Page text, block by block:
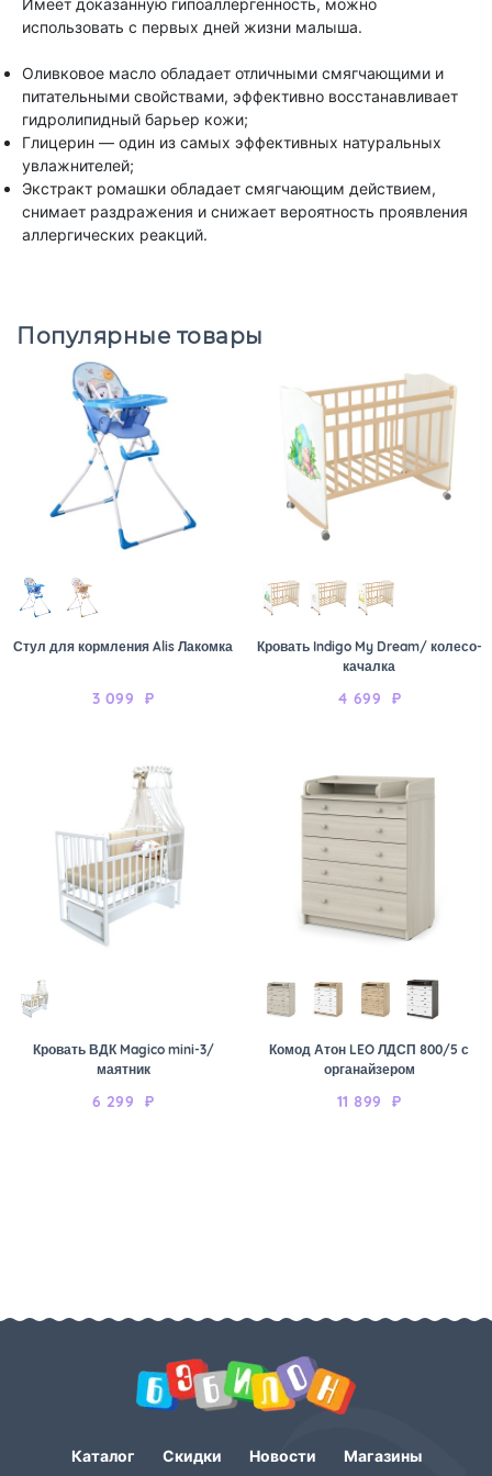
использовать с первых дней жизни малыша.
Оливковое масло обладает отличными смягчающими и
питательными свойствами, эффективно восстанавливает
гидролипидный барьер кожи;
Глицерин — один из самых эффективных натуральных
увлажнителей;
Экстракт ромашки обладает смягчающим действием,
снимает раздражения и снижает вероятность проявления
аллергических реакций.
Популярные товары
Стул для кормления Alis Лакомка
3 099 ₽
Кровать Indigo My Dream/ колесо-
качалка
4 699 ₽
Кровать ВДК Magico mini-3/
маятник
6 299 ₽
Комод Атон LEO ЛДСП 800/5 с
органайзером
11 899 ₽
Каталог Скидки Новости Магазины